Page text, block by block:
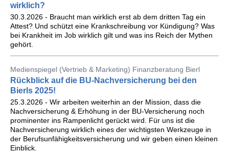
wirklich?
30.3.2026 - Braucht man wirklich erst ab dem dritten Tag ein
Attest? Und schützt eine Krankschreibung vor Kündigung? Was
bei Krankheit im Job wirklich gilt und was ins Reich der Mythen
gehört.
Medienspiegel (Vertrieb & Marketing) Finanzberatung Bierl
Rückblick auf die BU-Nachversicherung bei den
Bierls 2025!
25.3.2026 - Wir arbeiten weiterhin an der Mission, dass die
Nachversicherung & Erhöhung in der BU-Versicherung noch
prominenter ins Rampenlicht gerückt wird. Für uns ist die
Nachversicherung wirklich eines der wichtigsten Werkzeuge in
der Berufsunfähigkeitsversicherung und wir geben einen kleinen
Einblick.